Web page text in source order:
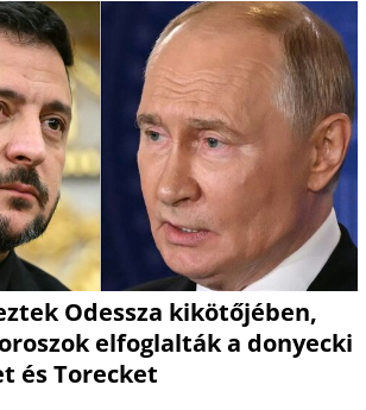
Odessza kikötőjében,
elfoglalták a donyecki
és Torecket